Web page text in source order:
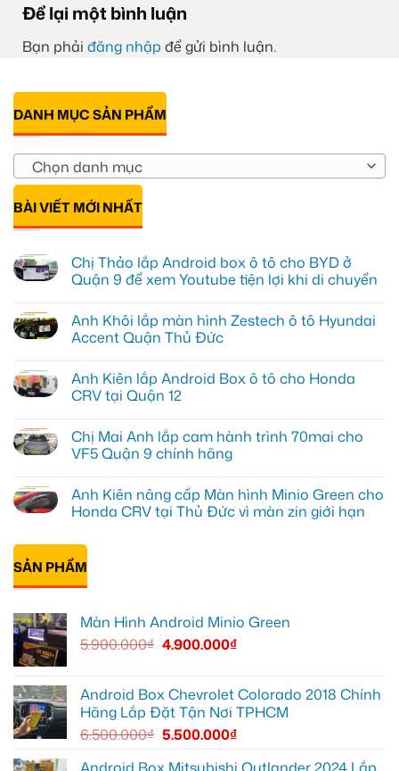
Để lại một bình luận
Bạn phải đăng nhập để gửi bình luận.
DANH MỤC SẢN PHẨM
Chọn danh mục
BÀI VIẾT MỚI NHẤT
Chị Thảo lắp Android box ô tô cho BYD ở
Quận 9 để xem Youtube tiện lợi khi di chuyển
bình
luận
ở
lắp
Android
box
cho
BYD
ở
để
xem
Youtube
di
chuyển
Anh Khôi lắp màn hình Zestech ô tô Hyundai
Accent Quận Thủ Đức
bình
luận
ở
lắp
màn
hình
tô
Hyundai
Accent
Đức
Anh Kiên lắp Android Box ô tô cho Honda
CRV tại Quận 12
bình
luận
ở
lắp
Android
Box
cho
Honda
CRV
tại
Chị Mai Anh lắp cam hành trình 70mai cho
VF5 Quận 9 chính hãng
bình
luận
ở
Anh
lắp
cam
hành
cho
Quận
Anh Kiên nâng cấp Màn hình Minio Green cho
Honda CRV tại Thủ Đức vì màn zin giới hạn
có
luận
ở
Anh
cấp
hình
Honda
CRV
tại
Thủ
Đức
màn
SẢN PHẨM
Màn Hình Android Minio Green
5.900.000₫ 4.900.000₫
Android Box Chevrolet Colorado 2018 Chính
Hãng Lắp Đặt Tận Nơi TPHCM
6.500.000₫ 5.500.000₫